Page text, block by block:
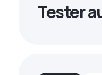
Tester